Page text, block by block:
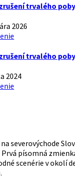
trvalého
2026
trvalého
2024
severovýchode
písomná
scenérie v okolí